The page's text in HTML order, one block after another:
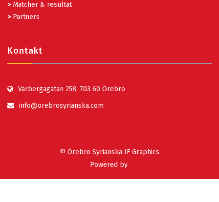
> Matcher & resultat
> Partners
Kontakt
Varbergagatan 258, 703 60 Örebro
info@orebrosyrianska.com
© Örebro Syrianska IF Graphics
Powered by